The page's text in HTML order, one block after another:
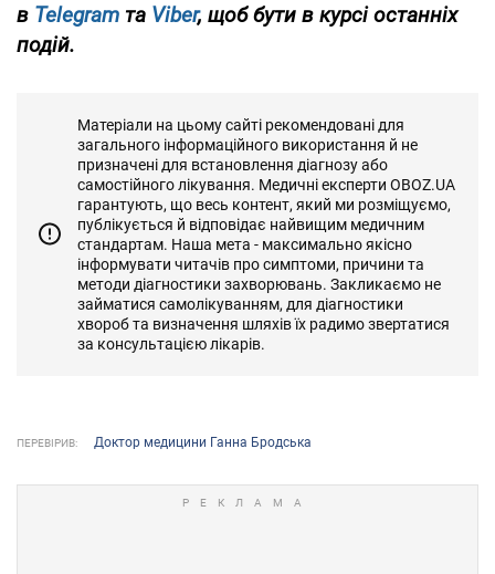
в Telegram та Viber, щоб бути в курсі останніх
подій.
Матеріали на цьому сайті рекомендовані для
загального інформаційного використання й не
призначені для встановлення діагнозу або
самостійного лікування. Медичні експерти OBOZ.UA
гарантують, що весь контент, який ми розміщуємо,
публікується й відповідає найвищим медичним
стандартам. Наша мета - максимально якісно
інформувати читачів про симптоми, причини та
методи діагностики захворювань. Закликаємо не
займатися самолікуванням, для діагностики
хвороб та визначення шляхів їх радимо звертатися
за консультацією лікарів.
ПЕРЕВІРИВ: Доктор медицини Ганна Бродська